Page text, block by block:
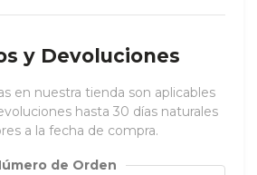
y Devoluciones
en nuestra tienda son aplicables
hasta 30 días naturales
a la fecha de compra.
de Orden